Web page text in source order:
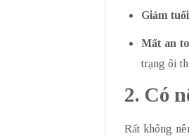
Giảm
Mất an
trạng ôi
2. Có
Rất không